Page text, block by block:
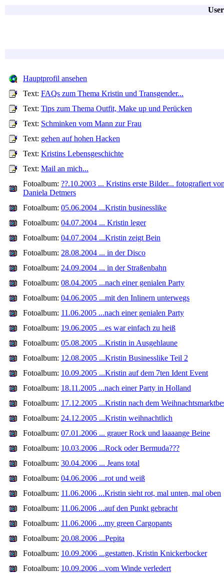
Hauptprofil ansehen
Text: FAQs zum Thema Kristin und Transgender...
Text: Tips zum Thema Outfit, Make up und Perücken
Text: Schminken vom Mann zur Frau
Text: gehen auf hohen Hacken
Text: Kristins Lebensgeschichte
Text: Mail an mich...
Fotoalbum: ??.10.2003 ... Kristins erste Bilder... fotografiert
Daniela Detmers
Fotoalbum: 05.06.2004 ...Kristin businesslike
Fotoalbum: 04.07.2004 ... Kristin leger
Fotoalbum: 04.07.2004 ...Kristin zeigt Bein
Fotoalbum: 28.08.2004 ... in der Disco
Fotoalbum: 24.09.2004 ... in der Straßenbahn
Fotoalbum: 08.04.2005 ...nach einer genialen Party
Fotoalbum: 04.06.2005 ...mit den Inlinern unterwegs
Fotoalbum: 11.06.2005 ...nach einer genialen Party
Fotoalbum: 19.06.2005 ...es war einfach zu heiß
Fotoalbum: 05.08.2005 ...Kristin in Ausgehlaune
Fotoalbum: 12.08.2005 ...Kristin Businesslike Teil 2
Fotoalbum: 10.09.2005 ...Kristin auf dem 7ten Ident Event
Fotoalbum: 18.11.2005 ...nach einer Party in Holland
Fotoalbum: 17.12.2005 ...Kristin nach dem
Fotoalbum: 24.12.2005 ...Kristin weihnachtlich
Fotoalbum: 07.01.2006 ... grauer Rock und laaaange Beine
Fotoalbum: 10.03.2006 ...Rock oder Bermuda???
Fotoalbum: 30.04.2006 ... Jeans total
Fotoalbum: 04.06.2006 ...rot und weiß
Fotoalbum: 11.06.2006 ...Kristin sieht rot, mal unten, mal oben
Fotoalbum: 11.06.2006 ...auf den Punkt gebracht
Fotoalbum: 11.06.2006 ...my green Cargopants
Fotoalbum: 20.08.2006 ...Pepita
Fotoalbum: 10.09.2006 ...gestatten, Kristin Knickerbocker
Fotoalbum: 10.09.2006 ...vom Winde verledert